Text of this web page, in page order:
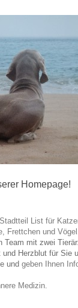
Homepage!
List für
Frettchen und
Team mit zwei
Herzblut für Sie
und geben Ihnen
Medizin.